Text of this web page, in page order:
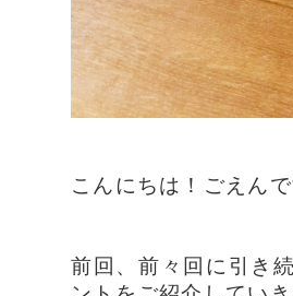
こんにちは！ごえんで
前回、前々回に引き